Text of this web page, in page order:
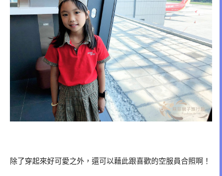
除了穿起來好可愛之外，還可以藉此跟喜歡的空服員合照啊！